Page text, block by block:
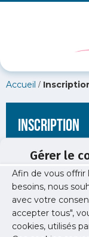
Gérer le
Afin de vous offrir
besoins, nous
avec votre
accepter tous",
cookies, utilisés
Accueil /
Inscription
[wppb-register
programme-